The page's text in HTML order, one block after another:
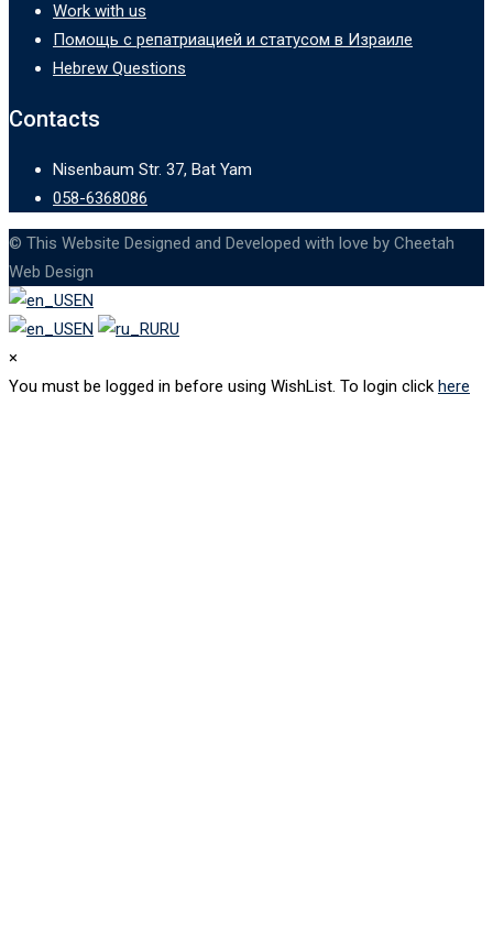
Work with us
Помощь с репатриацией и статусом в Израиле
Hebrew Questions
Contacts
Nisenbaum Str. 37, Bat Yam
058-6368086
© This Website Designed and Developed with love by Cheetah
Web Design
EN
EN
RU
×
You must be logged in before using WishList. To login click here